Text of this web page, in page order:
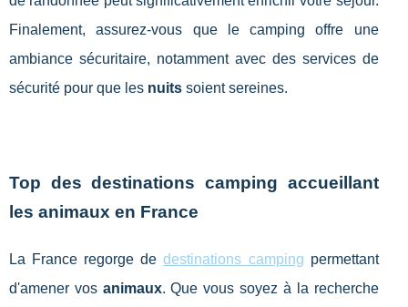
Finalement, assurez-vous que le camping offre une
ambiance sécuritaire, notamment avec des services de
sécurité pour que les nuits soient sereines.
Top des destinations camping accueillant
les animaux en France
La France regorge dedestinations camping permettant
d'amener vos animaux. Que vous soyez à la recherche